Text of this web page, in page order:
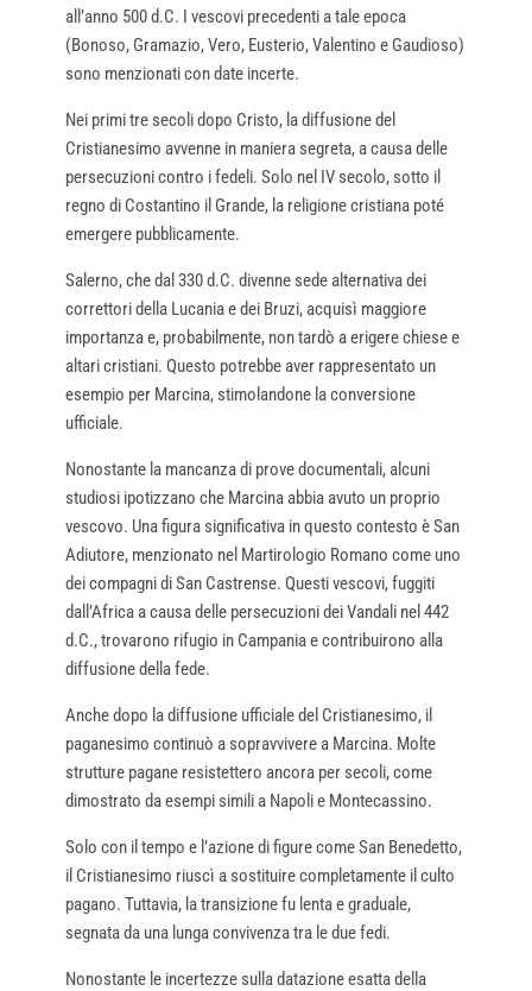
all’anno 500 d.C. I vescovi precedenti a tale epoca
(Bonoso, Gramazio, Vero, Eusterio, Valentino e Gaudioso)
sono menzionati con date incerte.
Nei primi tre secoli dopo Cristo, la diffusione del
Cristianesimo avvenne in maniera segreta, a causa delle
persecuzioni contro i fedeli. Solo nel IV secolo, sotto il
regno di Costantino il Grande, la religione cristiana poté
emergere pubblicamente.
Salerno, che dal 330 d.C. divenne sede alternativa dei
correttori della Lucania e dei Bruzi, acquisì maggiore
importanza e, probabilmente, non tardò a erigere chiese e
altari cristiani. Questo potrebbe aver rappresentato un
esempio per Marcina, stimolandone la conversione
ufficiale.
Nonostante la mancanza di prove documentali, alcuni
studiosi ipotizzano che Marcina abbia avuto un proprio
vescovo. Una figura significativa in questo contesto è San
Adiutore, menzionato nel Martirologio Romano come uno
dei compagni di San Castrense. Questi vescovi, fuggiti
dall’Africa a causa delle persecuzioni dei Vandali nel 442
d.C., trovarono rifugio in Campania e contribuirono alla
diffusione della fede.
Anche dopo la diffusione ufficiale del Cristianesimo, il
paganesimo continuò a sopravvivere a Marcina. Molte
strutture pagane resistettero ancora per secoli, come
dimostrato da esempi simili a Napoli e Montecassino.
Solo con il tempo e l’azione di figure come San Benedetto,
il Cristianesimo riuscì a sostituire completamente il culto
pagano. Tuttavia, la transizione fu lenta e graduale,
segnata da una lunga convivenza tra le due fedi.
Nonostante le incertezze sulla datazione esatta della